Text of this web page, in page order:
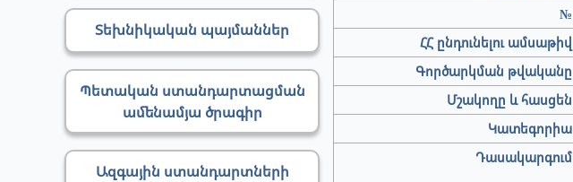
Տեխնիկական պայմաններ
Պետական ստանդարտացման
ամենամյա ծրագիր
Ազգային ստանդարտների
№
ՀՀ ընդունելու ամսաթիվ
Գործարկման թվականը
Մշակողը և հասցեն
Կատեգորիա
Դասակարգում